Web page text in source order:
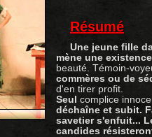
Résumé
Une jeune fille
mène une
beauté. Témoin-
commères ou de
d'en tirer profit.
Seul complice
déchaîne et subit.
savetier s'enfuit...
candides